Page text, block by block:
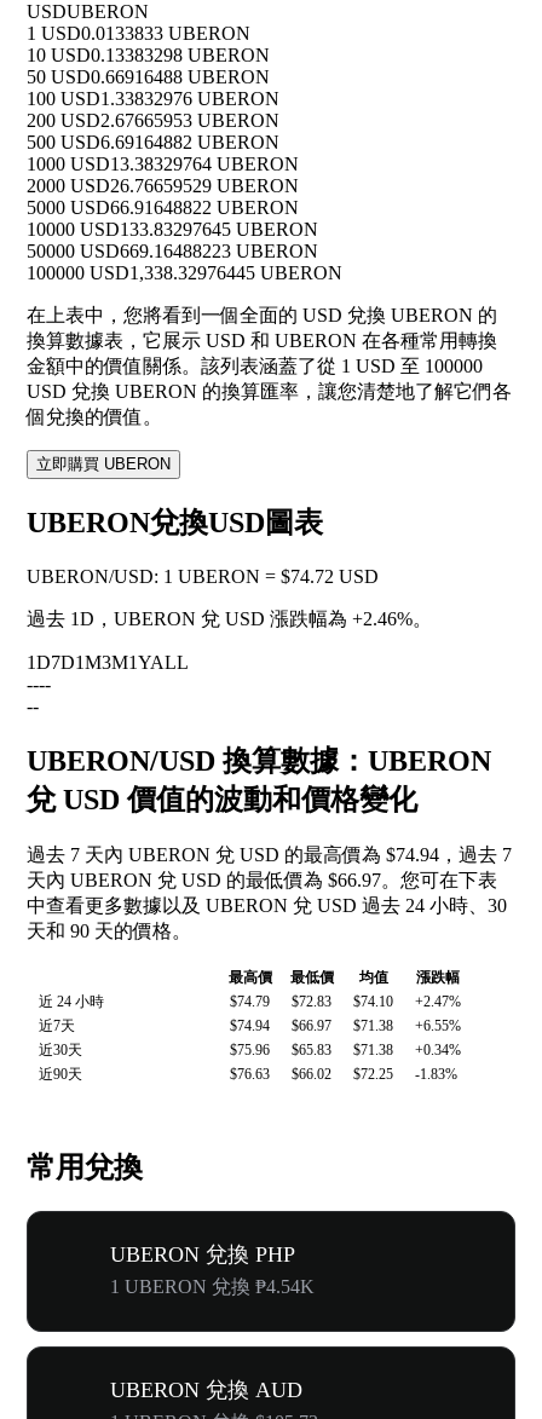
USDUBERON
1 USD0.0133833 UBERON
10 USD0.13383298 UBERON
50 USD0.66916488 UBERON
100 USD1.33832976 UBERON
200 USD2.67665953 UBERON
500 USD6.69164882 UBERON
1000 USD13.38329764 UBERON
2000 USD26.76659529 UBERON
5000 USD66.91648822 UBERON
10000 USD133.83297645 UBERON
50000 USD669.16488223 UBERON
100000 USD1,338.32976445 UBERON
在上表中，您將看到一個全面的 USD 兌換 UBERON 的
換算數據表，它展示 USD 和 UBERON 在各種常用轉換
金額中的價值關係。該列表涵蓋了從 1 USD 至 100000
USD 兌換 UBERON 的換算匯率，讓您清楚地了解它們各
個兌換的價值。
立即購買 UBERON
UBERON兌換USD圖表
UBERON/USD: 1 UBERON = $74.72 USD
過去 1D，UBERON 兌 USD 漲跌幅為 +2.46%。
1D7D1M3M1YALL
----
--
UBERON/USD 換算數據：UBERON
兌 USD 價值的波動和價格變化
過去 7 天內 UBERON 兌 USD 的最高價為 $74.94，過去 7
天內 UBERON 兌 USD 的最低價為 $66.97。您可在下表
中查看更多數據以及 UBERON 兌 USD 過去 24 小時、30
天和 90 天的價格。
最高價 最低價 均值
漲跌幅
近 24 小時
$74.79 $72.83 $74.10
+2.47%
近7天
$74.94 $66.97 $71.38
+6.55%
近30天
$75.96 $65.83 $71.38
+0.34%
近90天
$76.63 $66.02 $72.25 -1.83%
常用兌換
UBERON 兌換 PHP
1 UBERON 兌換 ₱4.54K
UBERON 兌換 AUD